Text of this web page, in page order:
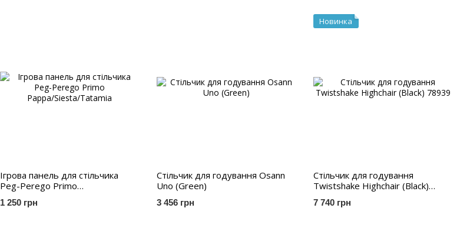
Ігрова панель для стільчика
Peg-Perego Primo
Pappa/Siesta/Tatamia
1 250 грн
Стільчик для годування Osann
Uno (Green)
3 456 грн
Новинка
Стільчик для годування
Twistshake Highchair (Black)
78939
7 740 грн